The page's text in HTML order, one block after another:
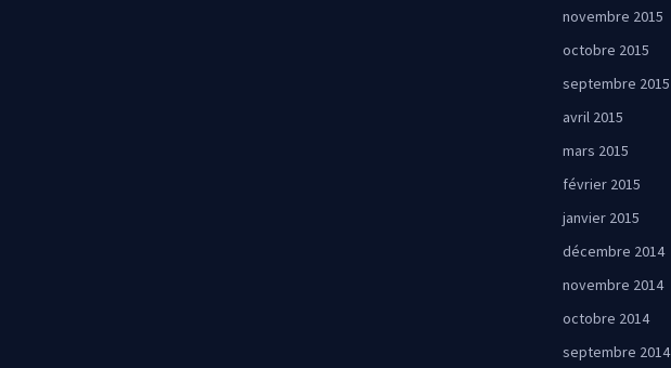
novembre 2015
octobre 2015
septembre 2015
avril 2015
mars 2015
février 2015
janvier 2015
décembre 2014
novembre 2014
octobre 2014
septembre 2014